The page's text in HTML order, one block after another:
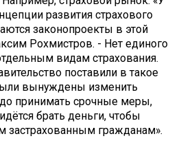
развития страхового
законопроекты в этой
Рохмистров. - Нет единого
видам страхования.
поставили в такое
вынуждены изменить
принимать срочные меры,
брать деньги, чтобы
застрахованным гражданам».